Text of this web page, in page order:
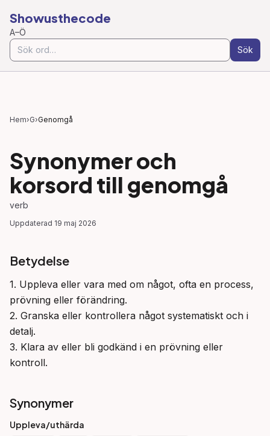
Showusthecode
A–Ö
Sök
Hem›G›Genomgå
Synonymer och
korsord till genomgå
verb
Uppdaterad 19 maj 2026
Betydelse
1. Uppleva eller vara med om något, ofta en process,
prövning eller förändring.
2. Granska eller kontrollera något systematiskt och i
detalj.
3. Klara av eller bli godkänd i en prövning eller
kontroll.
Synonymer
Uppleva/uthärda